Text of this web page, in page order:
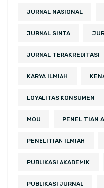
JURNAL NASIONAL
JURNAL SINTA
JURNAL TERAKREDITASI
KARYA ILMIAH
LOYALITAS KONSUMEN
MOU PENELITIAN
PENELITIAN ILMIAH
PUBLIKASI AKADEMIK
PUBLIKASI JURNAL